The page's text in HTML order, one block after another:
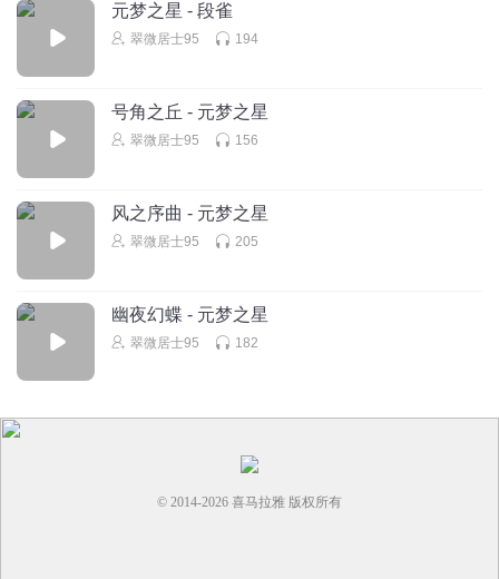
元梦之星 - 段雀
翠微居士95 194
号角之丘 - 元梦之星
翠微居士95 156
风之序曲 - 元梦之星
翠微居士95 205
幽夜幻蝶 - 元梦之星
翠微居士95 182
© 2014-2026 喜马拉雅 版权所有